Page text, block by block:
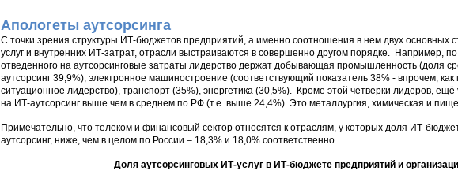
Апологеты аутсорсинга
С точки зрения структуры ИТ-бюджетов предприятий, а именно соотношения в нем двух основных
услуг и внутренних ИТ-затрат, отрасли выстраиваются в совершенно другом порядке. Например,
отведенного на аутсорсинговые затраты лидерство держат добывающая промышленность (доля
аутсорсинг 39,9%), электронное машиностроение (соответствующий показатель 38% - впрочем,
ситуационное лидерство), транспорт (35%), энергетика (30,5%). Кроме этой четверки лидеров, ещё
на ИТ-аутсорсинг выше чем в среднем по РФ (т.е. выше 24,4%). Это металлургия, химическая и
Примечательно, что телеком и финансовый сектор относятся к отраслям, у которых доля ИТ-
аутсорсинг, ниже, чем в целом по России – 18,3% и 18,0% соответственно.
Доля аутсорсинговых ИТ-услуг в ИТ-бюджете предприятий и